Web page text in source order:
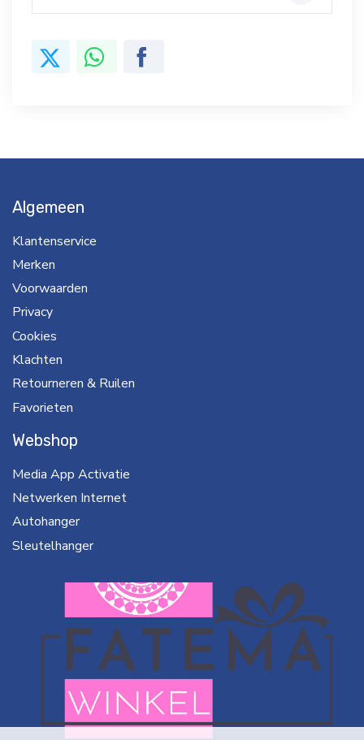
Algemeen
Klantenservice
Merken
Voorwaarden
Privacy
Cookies
Klachten
Retourneren & Ruilen
Favorieten
Webshop
Media App Activatie
Netwerken Internet
Autohanger
Sleutelhanger